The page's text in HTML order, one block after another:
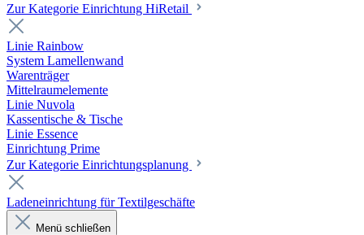
Zur Kategorie Einrichtung HiRetail
Linie Rainbow
System Lamellenwand
Warenträger
Mittelraumelemente
Linie Nuvola
Kassentische & Tische
Linie Essence
Einrichtung Prime
Zur Kategorie Einrichtungsplanung
Ladeneinrichtung für Textilgeschäfte
Menü schließen